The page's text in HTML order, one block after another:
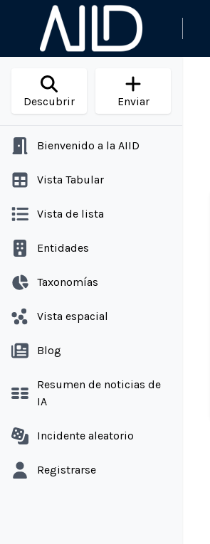
Descubrir Enviar
Bienvenido a la AIID
Vista Tabular
Vista de lista
Entidades
Taxonomías
Vista espacial
Blog
Resumen de noticias de
IA
Incidente aleatorio
Registrarse